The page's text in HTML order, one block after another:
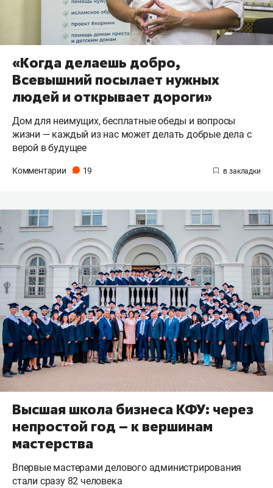
«Когда делаешь добро,
Всевышний посылает нужных
людей и открывает дороги»
Дом для неимущих, бесплатные обеды и вопросы
жизни — каждый из нас может делать добрые дела с
верой в будущее
Комментарии 19
Высшая школа бизнеса КФУ: через
непростой год – к вершинам
мастерства
Впервые мастерами делового администрирования
стали сразу 82 человека